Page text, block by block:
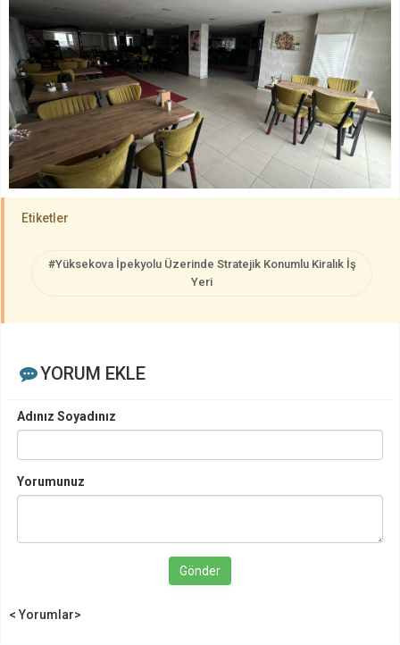
Etiketler
#Yüksekova İpekyolu Üzerinde Stratejik Konumlu Kiralık İş
Yeri
YORUM EKLE
Adınız Soyadınız
Yorumunuz
Gönder
< Yorumlar>